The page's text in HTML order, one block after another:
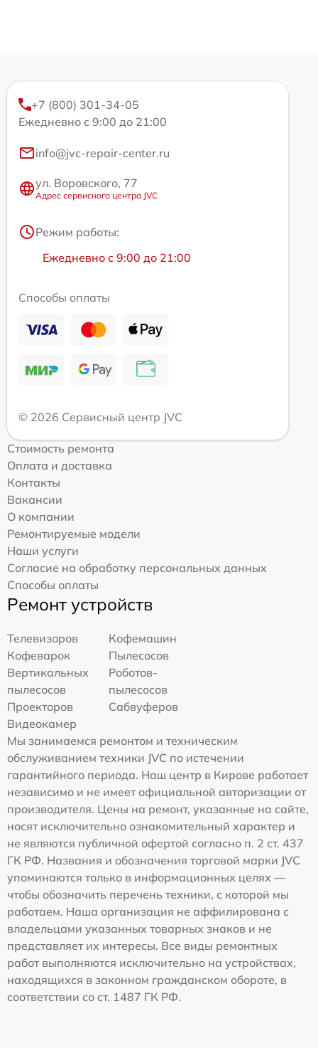
+7 (800) 301-34-05
Ежедневно с 9:00 до 21:00
info@jvc-repair-center.ru
ул. Воровского, 77
Адрес сервисного центра JVC
Режим работы:
Ежедневно с 9:00 до 21:00
Способы оплаты
© 2026 Сервисный центр JVC
Стоимость ремонта
Оплата и доставка
Контакты
Вакансии
О компании
Ремонтируемые модели
Наши услуги
Согласие на обработку персональных данных
Способы оплаты
Ремонт устройств
Телевизоров
Кофемашин
Кофеварок
Пылесосов
Вертикальных
пылесосов
Роботов-
пылесосов
Проекторов
Сабвуферов
Видеокамер
Мы занимаемся ремонтом и техническим
обслуживанием техники JVC по истечении
гарантийного периода. Наш центр в Кирове работает
независимо и не имеет официальной авторизации от
производителя. Цены на ремонт, указанные на сайте,
носят исключительно ознакомительный характер и
не являются публичной офертой согласно п. 2 ст. 437
ГК РФ. Названия и обозначения торговой марки JVC
упоминаются только в информационных целях —
чтобы обозначить перечень техники, с которой мы
работаем. Наша организация не аффилирована с
владельцами указанных товарных знаков и не
представляет их интересы. Все виды ремонтных
работ выполняются исключительно на устройствах,
находящихся в законном гражданском обороте, в
соответствии со ст. 1487 ГК РФ.